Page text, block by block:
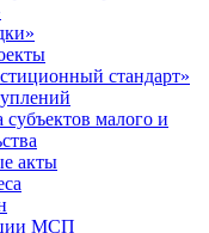
стандарт»
малого и
акты
МСП